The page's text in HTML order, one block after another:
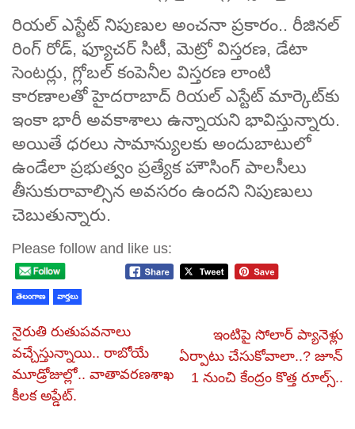
రియల్ ఎస్టేట్ నిపుణుల అంచనా ప్రకారం.. రీజినల్
రింగ్ రోడ్, ఫ్యూచర్ సిటీ, మెట్రో విస్తరణ, డేటా
సెంటర్లు, గ్లోబల్ కంపెనీల విస్తరణ లాంటి
కారణాలతో హైదరాబాద్ రియల్ ఎస్టేట్ మార్కెట్‌కు
ఇంకా భారీ అవకాశాలు ఉన్నాయని భావిస్తున్నారు.
అయితే ధరలు సామాన్యులకు అందుబాటులో
ఉండేలా ప్రభుత్వం ప్రత్యేక హౌసింగ్ పాలసీలు
తీసుకురావాల్సిన అవసరం ఉందని నిపుణులు
చెబుతున్నారు.
Please follow and like us:
తెలంగాణ వార్తలు
నైరుతి రుతుపవనాలు
వచ్చేస్తున్నాయి.. రాబోయే
మూడ్రోజుల్లో.. వాతావరణశాఖ
కీలక అప్డేట్.
ఇంటిపై సోలార్ ప్యానెళ్లు
ఏర్పాటు చేసుకోవాలా..? జూన్
1 నుంచి కేంద్రం కొత్త రూల్స్..